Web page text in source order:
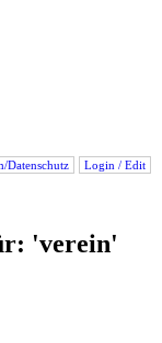
Datenschutz Login / Edit
'verein'